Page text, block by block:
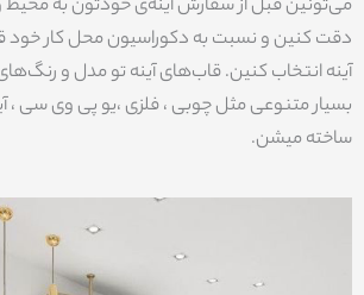
می‌تونین قبل از سفارش آینه‌ی خودتون به
دقت کنین و نسبت به دکوراسیون محل کار خود
آینه انتخاب کنین. قاب‌های آینه تو مدل و
بسیار متنوعی مثل چوبی ، فلزی ،یو پی وی سی ،
ساخته میشن.